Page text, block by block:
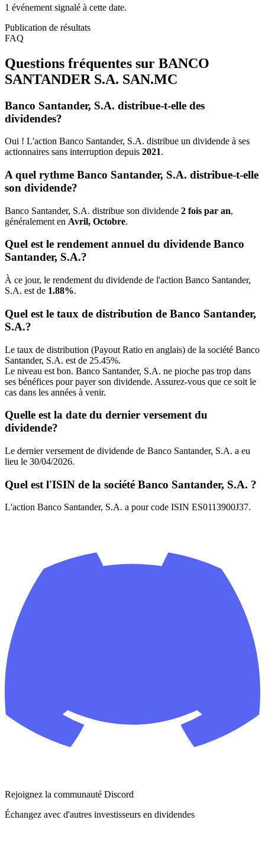
1 événement signalé à cette date.
Publication de résultats
FAQ
Questions fréquentes sur BANCO
SANTANDER S.A. SAN.MC
Banco Santander, S.A. distribue-t-elle des
dividendes?
Oui ! L'action Banco Santander, S.A. distribue un dividende à ses
actionnaires sans interruption depuis 2021.
A quel rythme Banco Santander, S.A. distribue-t-elle
son dividende?
Banco Santander, S.A. distribue son dividende 2 fois par an,
généralement en Avril, Octobre.
Quel est le rendement annuel du dividende Banco
Santander, S.A.?
À ce jour, le rendement du dividende de l'action Banco Santander,
S.A. est de 1.88%.
Quel est le taux de distribution de Banco Santander,
S.A.?
Le taux de distribution (Payout Ratio en anglais) de la société Banco
Santander, S.A. est de 25.45%.
Le niveau est bon. Banco Santander, S.A. ne pioche pas trop dans
ses bénéfices pour payer son dividende. Assurez-vous que ce soit le
cas dans les années à venir.
Quelle est la date du dernier versement du
dividende?
Le dernier versement de dividende de Banco Santander, S.A. a eu
lieu le 30/04/2026.
Quel est l'ISIN de la société Banco Santander, S.A. ?
L'action Banco Santander, S.A. a pour code ISIN ES0113900J37.
Rejoignez la communauté Discord
Échangez avec d'autres investisseurs en dividendes